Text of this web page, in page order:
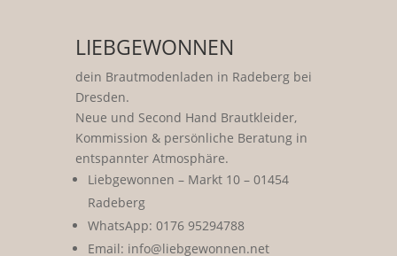
LIEBGEWONNEN
dein Brautmodenladen in Radeberg bei
Dresden.
Neue und Second Hand Brautkleider,
Kommission & persönliche Beratung in
entspannter Atmosphäre.
Liebgewonnen – Markt 10 – 01454
Radeberg
WhatsApp: 0176 95294788
Email: info@liebgewonnen.net